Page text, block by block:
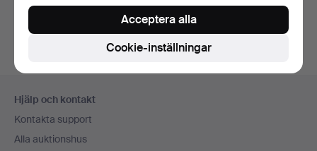
Du kan också söka ivårt arkiv med avslutade auktioner
Hjälp och kontakt
Kontakta support
Alla auktionshus
Cookie-inställningar
Acceptera alla